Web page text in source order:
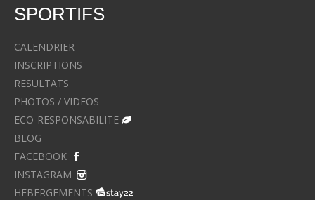
SPORTIFS
CALENDRIER
INSCRIPTIONS
RESULTATS
PHOTOS / VIDEOS
ECO-RESPONSABILITE
BLOG
FACEBOOK
INSTAGRAM
HEBERGEMENTS